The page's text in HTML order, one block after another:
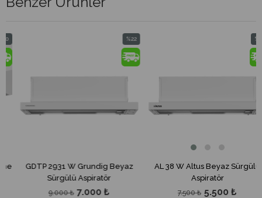
GDTP 2931 W Grundig Beyaz
Sürgülü Aspiratör
7.000 ₺
9.000 ₺
İndirim
%22İndirim
AL 38 W Altus Beyaz Sürgülü
Aspiratör
5.500 ₺
7.500 ₺
İndirim
%27İndirim